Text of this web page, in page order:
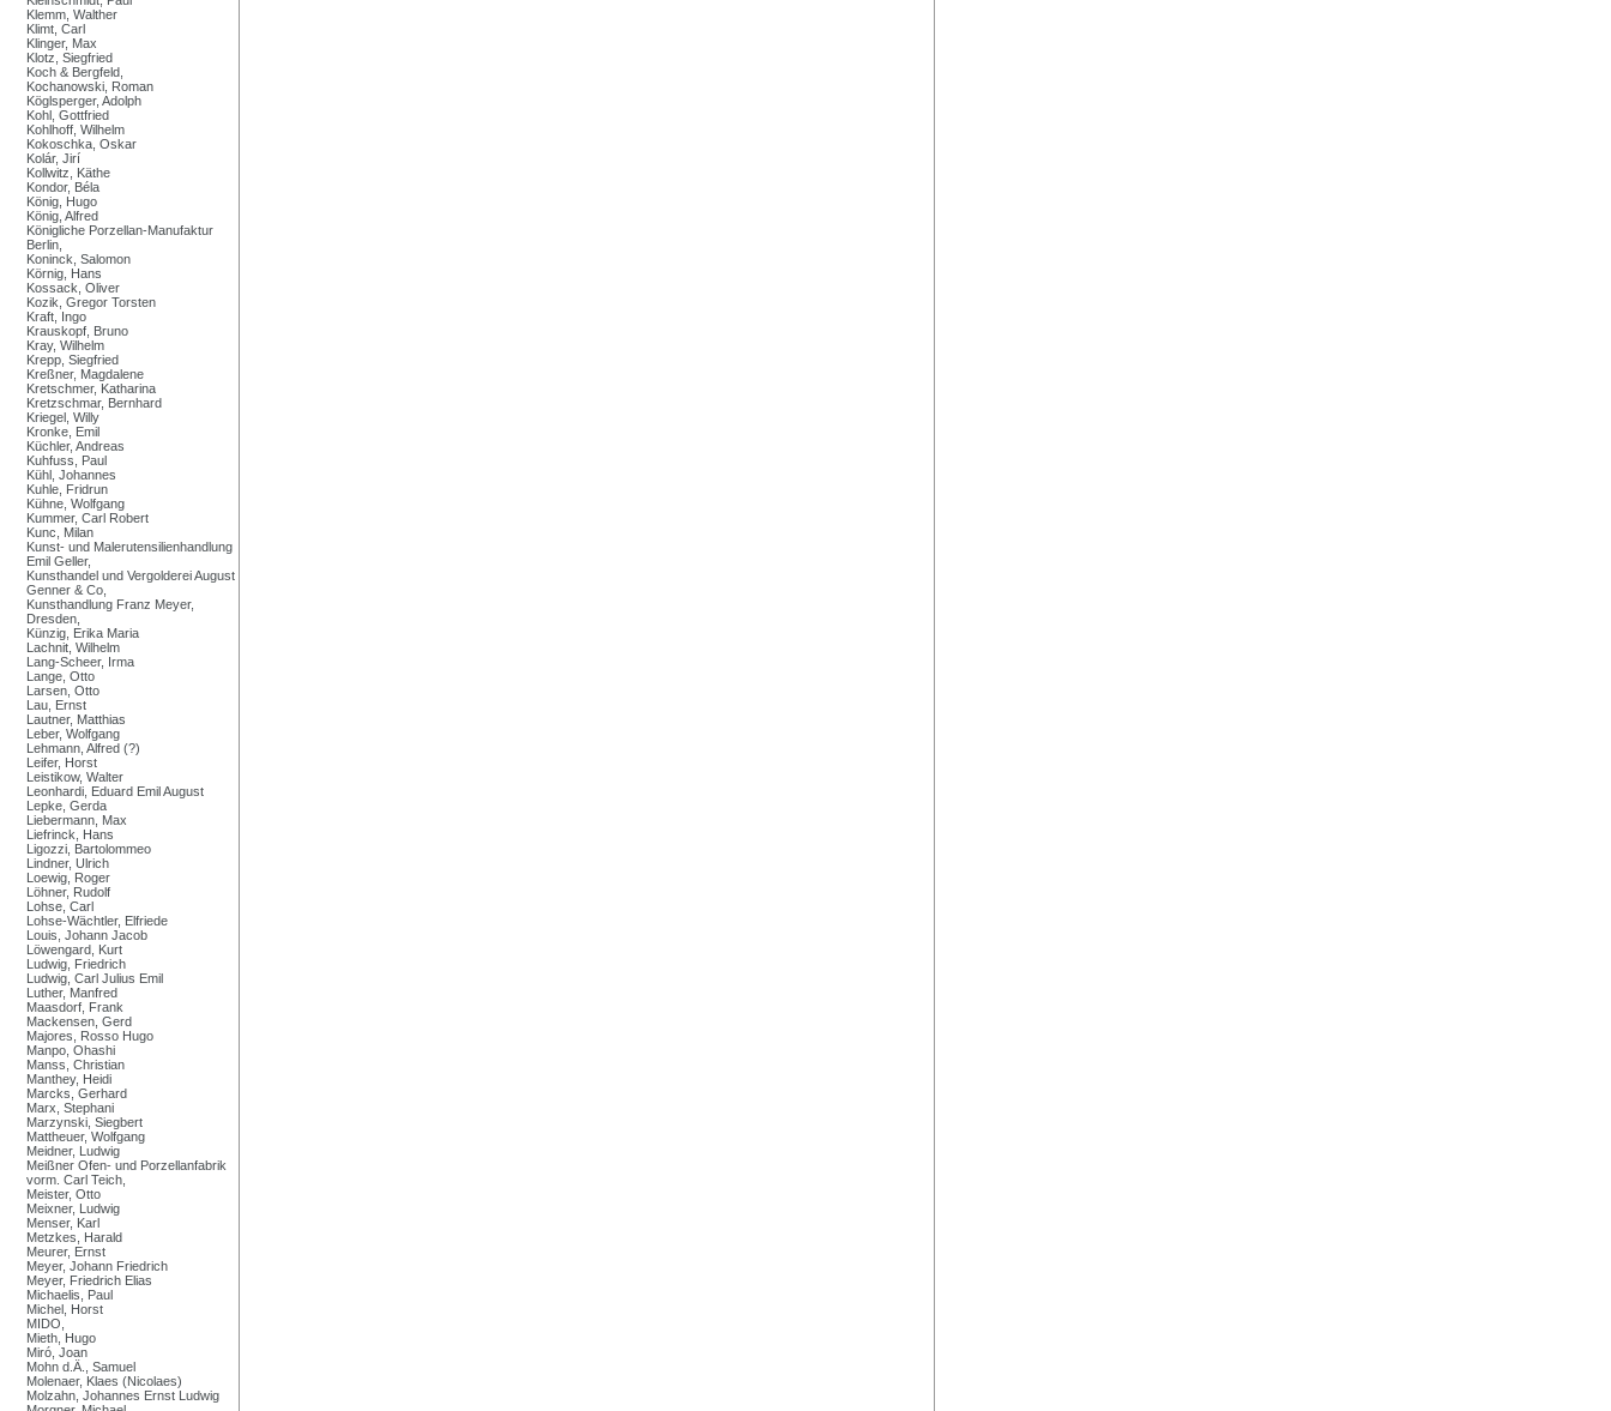
Klemm, Walther
Klimt, Carl
Klinger, Max
Klotz, Siegfried
Koch & Bergfeld,
Kochanowski, Roman
Köglsperger, Adolph
Kohl, Gottfried
Kohlhoff, Wilhelm
Kokoschka, Oskar
Kolár, Jirí
Kollwitz, Käthe
Kondor, Béla
König, Hugo
König, Alfred
Königliche Porzellan-Manufaktur
Berlin,
Koninck, Salomon
Körnig, Hans
Kossack, Oliver
Kozik, Gregor Torsten
Kraft, Ingo
Krauskopf, Bruno
Kray, Wilhelm
Krepp, Siegfried
Kreßner, Magdalene
Kretschmer, Katharina
Kretzschmar, Bernhard
Kriegel, Willy
Kronke, Emil
Küchler, Andreas
Kuhfuss, Paul
Kühl, Johannes
Kuhle, Fridrun
Kühne, Wolfgang
Kummer, Carl Robert
Kunc, Milan
Kunst- und Malerutensilienhandlung
Emil Geller,
Kunsthandel und Vergolderei August
Genner & Co,
Kunsthandlung Franz Meyer,
Dresden,
Künzig, Erika Maria
Lachnit, Wilhelm
Lang-Scheer, Irma
Lange, Otto
Larsen, Otto
Lau, Ernst
Lautner, Matthias
Leber, Wolfgang
Lehmann, Alfred (?)
Leifer, Horst
Leistikow, Walter
Leonhardi, Eduard Emil August
Lepke, Gerda
Liebermann, Max
Liefrinck, Hans
Ligozzi, Bartolommeo
Lindner, Ulrich
Loewig, Roger
Löhner, Rudolf
Lohse, Carl
Lohse-Wächtler, Elfriede
Louis, Johann Jacob
Löwengard, Kurt
Ludwig, Friedrich
Ludwig, Carl Julius Emil
Luther, Manfred
Maasdorf, Frank
Mackensen, Gerd
Majores, Rosso Hugo
Manpo, Ohashi
Manss, Christian
Manthey, Heidi
Marcks, Gerhard
Marx, Stephani
Marzynski, Siegbert
Mattheuer, Wolfgang
Meidner, Ludwig
Meißner Ofen- und Porzellanfabrik
vorm. Carl Teich,
Meister, Otto
Meixner, Ludwig
Menser, Karl
Metzkes, Harald
Meurer, Ernst
Meyer, Johann Friedrich
Meyer, Friedrich Elias
Michaelis, Paul
Michel, Horst
MIDO,
Mieth, Hugo
Miró, Joan
Mohn d.Ä., Samuel
Molenaer, Klaes (Nicolaes)
Molzahn, Johannes Ernst Ludwig